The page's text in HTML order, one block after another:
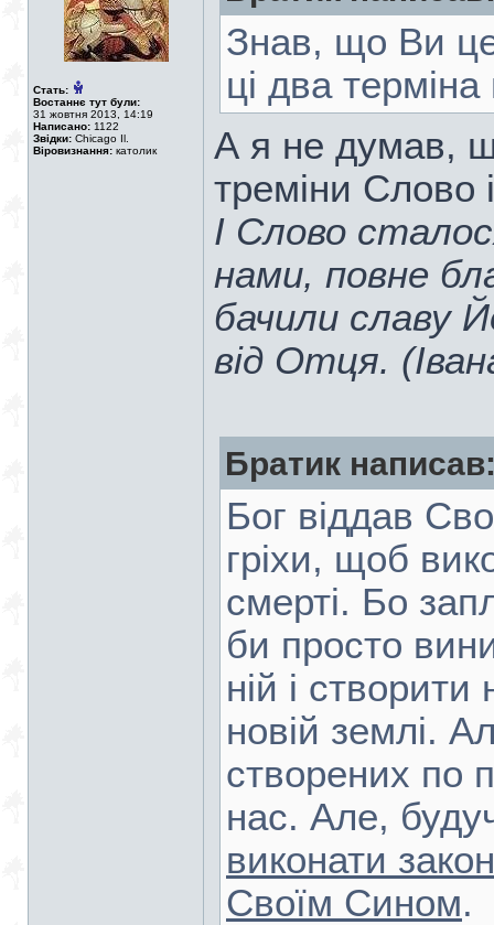
Стать:
Востаннє тут були:
31 жовтня 2013, 14:19
Написано: 1122
Звідки: Chicago Il.
Віровизнання: католик
Знав, що Ви
ці два
А я не думав,
треміни
І Слово
нами, повне
бачили славу
від Отця.
Братик
Бог віддав
гріхи, щоб
смерті. Бо
би просто
ній і
новій землі.
створених по
нас. Але,
виконати
Своїм Сином.